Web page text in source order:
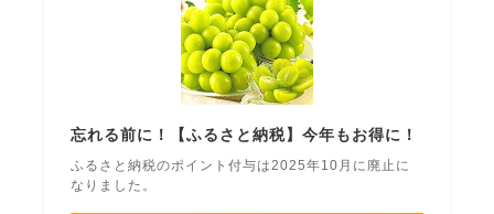
忘れる前に！【ふるさと納税】今年もお得に！
ふるさと納税のポイント付与は2025年10月に廃止に
なりました。